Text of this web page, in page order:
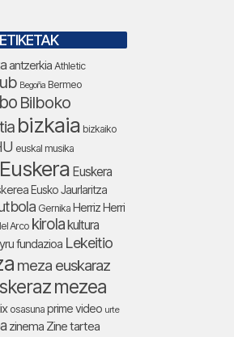
ETIKETAK
antzerkia Athletic
Begoña Bermeo
Bilboko
bizkaia bizkaiko
euskal musika
Euskera Euskera
Eusko Jaurlaritza
Gernika Herriz Herri
Arco kirola kultura
fundazioa Lekeitio
meza euskaraz
mezea
osasuna prime video urte
zinema Zine tartea